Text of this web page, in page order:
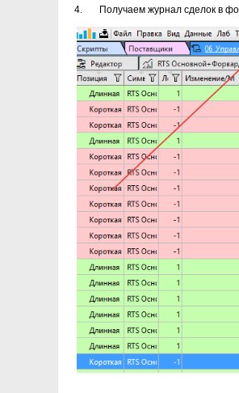
4. Получаем журнал сделок в